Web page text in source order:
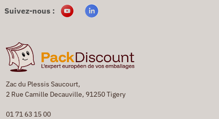
Zac du Plessis Saucourt,
2 Rue Camille Decauville, 91250 Tigery
01 71 63 15 00
Suivez-nous :